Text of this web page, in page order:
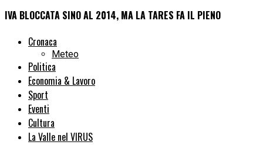
IVA BLOCCATA SINO AL 2014, MA LA TARES FA IL PIENO
Cronaca
Meteo
Politica
Economia & Lavoro
Sport
Eventi
Cultura
La Valle nel VIRUS